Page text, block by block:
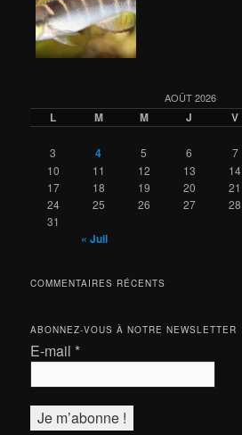
AOÛT 2026
L M M J V
3
4 5 6 7
10
11 12 13 14
17
18 19 20 21
24
25 26 27 28
31
« Juil
COMMENTAIRES RÉCENTS
ABONNEZ-VOUS À NOTRE NEWSLETTER
E-mail *